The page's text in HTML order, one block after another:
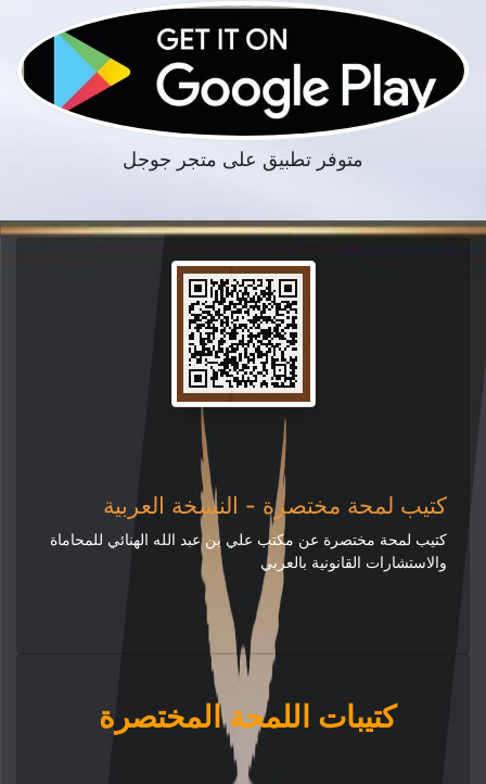
متوفر تطبيق على متجر جوجل
كتيب لمحة مختصرة - النسخة العربية
كتيب لمحة مختصرة عن مكتب علي بن عبد الله الهنائي للمحاماة
والاستشارات القانونية بالعربي
كتيبات اللمحة المختصرة